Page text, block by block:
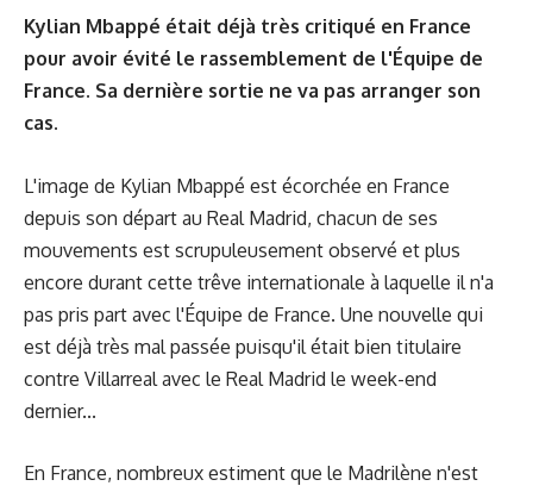
Kylian Mbappé était déjà très critiqué en France
pour avoir évité le rassemblement de l'Équipe de
France. Sa dernière sortie ne va pas arranger son
cas.
L'image de Kylian Mbappé est écorchée en France
depuis son départ au Real Madrid, chacun de ses
mouvements est scrupuleusement observé et plus
encore durant cette trêve internationale à laquelle il n'a
pas pris part avec l'Équipe de France. Une nouvelle qui
est déjà très mal passée puisqu'il était bien titulaire
contre Villarreal avec le Real Madrid le week-end
dernier...
En France, nombreux estiment que le Madrilène n'est